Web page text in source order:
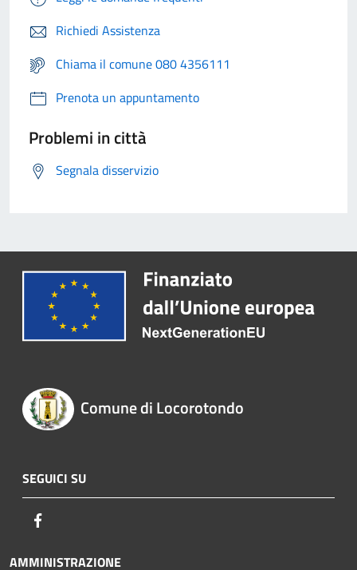
Richiedi Assistenza
Chiama il comune 080 4356111
Prenota un appuntamento
Problemi in città
Segnala disservizio
Comune di Locorotondo
SEGUICI SU
AMMINISTRAZIONE